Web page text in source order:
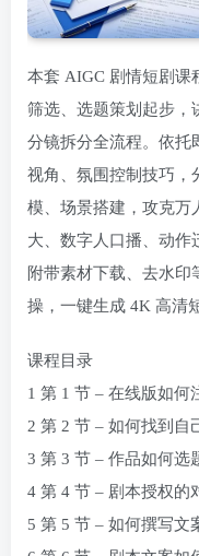
本套 AIGC 剧情短剧课
筛选、选题策划起步，
分镜拆分全流程。依托
视角、氛围控制技巧，
模、场景搭建，攻克万
大、数字人口播、动作
附带素材下载、去水
操，一键生成 4K 高清
课程目录
1 第 1 节 – 在线版如何
2 第 2 节 – 如何找到自
3 第 3 节 – 作品如何选
4 第 4 节 – 剧本授权的
5 第 5 节 – 如何撰写文